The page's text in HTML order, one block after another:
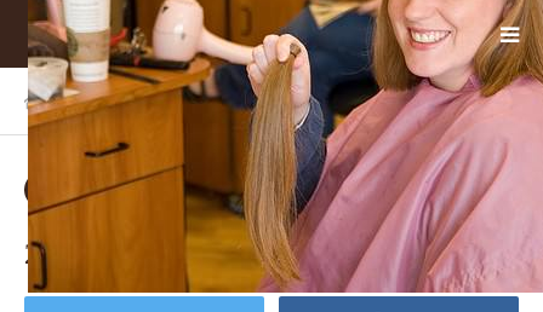
ホームBLOG 2286761202_fcc6db9a6c_z_mini…
2018.01.08
2286761202_fcc6db9a6c_z_mini_mini